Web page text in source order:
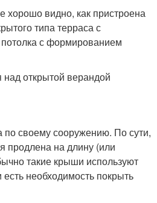
хорошо видно, как пристроена
типа терраса с
с формированием
над открытой верандой
по своему сооружению. По сути,
продлена на длину (или
такие крыши используют
необходимость покрыть